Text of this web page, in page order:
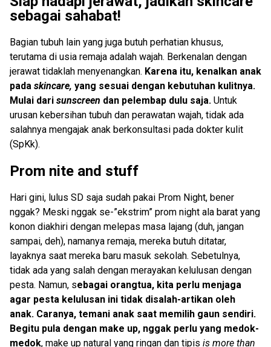
sebagai sahabat!
Bagian tubuh lain yang juga butuh perhatian khusus,
terutama di usia remaja adalah wajah. Berkenalan dengan
jerawat tidaklah menyenangkan. Karena itu, kenalkan anak
pada skincare, yang sesuai dengan kebutuhan kulitnya.
Mulai dari sunscreen dan pelembap dulu saja. Untuk
urusan kebersihan tubuh dan perawatan wajah, tidak ada
salahnya mengajak anak berkonsultasi pada dokter kulit
(SpKk).
Prom nite and stuff
Hari gini, lulus SD saja sudah pakai Prom Night, bener
nggak? Meski nggak se-”ekstrim” prom night ala barat yang
konon diakhiri dengan melepas masa lajang (duh, jangan
sampai, deh), namanya remaja, mereka butuh ditatar,
layaknya saat mereka baru masuk sekolah. Sebetulnya,
tidak ada yang salah dengan merayakan kelulusan dengan
pesta. Namun, sebagai orangtua, kita perlu menjaga
agar pesta kelulusan ini tidak disalah-artikan oleh
anak. Caranya, temani anak saat memilih gaun sendiri.
Begitu pula dengan make up, nggak perlu yang medok-
medok, make up natural yang ringan dan tipis is more than